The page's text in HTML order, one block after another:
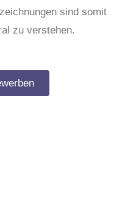
sind somit
zu verstehen.